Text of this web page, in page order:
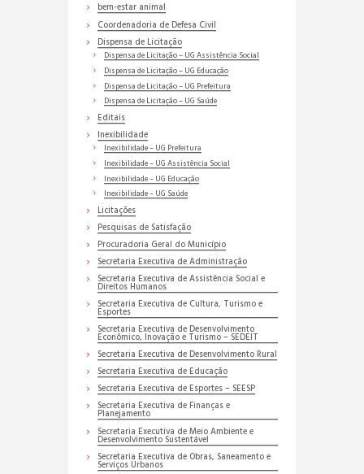
bem-estar animal
Coordenadoria de Defesa Civil
Dispensa de Licitação
Dispensa de Licitação – UG Assistência Social
Dispensa de Licitação – UG Educação
Dispensa de Licitação – UG Prefeitura
Dispensa de Licitação – UG Saúde
Editais
Inexibilidade
Inexibilidade – UG Prefeitura
Inexibilidade – UG Assistência Social
Inexibilidade – UG Educação
Inexibilidade – UG Saúde
Licitações
Pesquisas de Satisfação
Procuradoria Geral do Município
Secretaria Executiva de Administração
Secretaria Executiva de Assistência Social e
Direitos Humanos
Secretaria Executiva de Cultura, Turismo e
Esportes
Secretaria Executiva de Desenvolvimento
Econômico, Inovação e Turismo – SEDEIT
Secretaria Executiva de Desenvolvimento Rural
Secretaria Executiva de Educação
Secretaria Executiva de Esportes – SEESP
Secretaria Executiva de Finanças e
Planejamento
Secretaria Executiva de Meio Ambiente e
Desenvolvimento Sustentável
Secretaria Executiva de Obras, Saneamento e
Serviços Urbanos